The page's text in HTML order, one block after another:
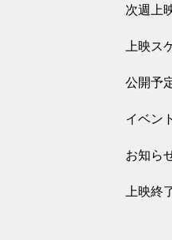
次週上
上映ス
公開予
イベン
お知ら
上映終